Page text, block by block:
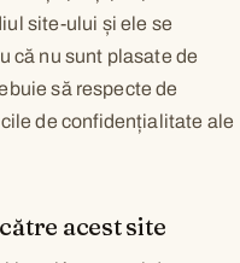
site-ului și ele se
că nu sunt plasate de
să respecte de
de confidențialitate ale
acest site